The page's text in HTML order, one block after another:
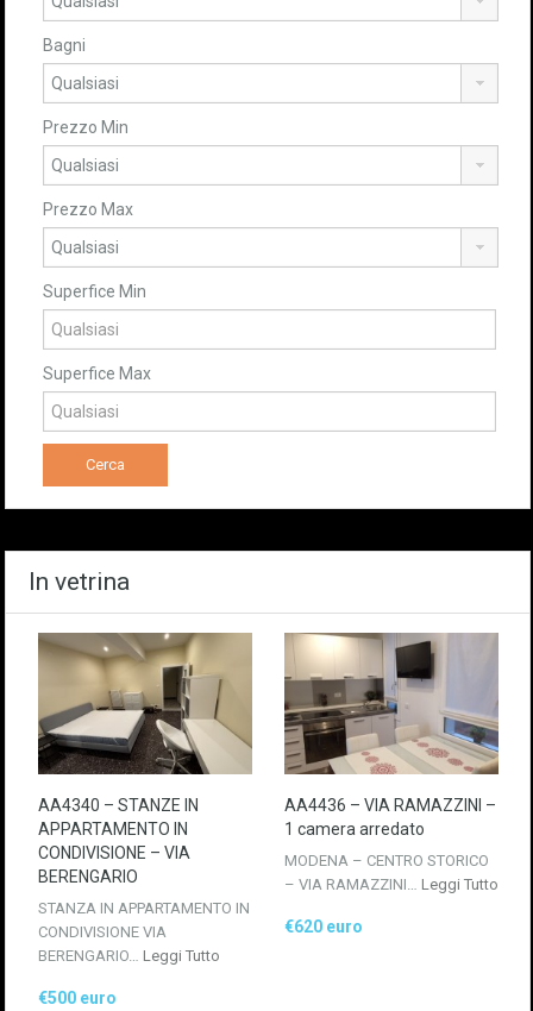
Bagni
Prezzo Min
Prezzo Max
Superfice Min
Superfice Max
In vetrina
AA4340 – STANZE IN
APPARTAMENTO IN
CONDIVISIONE – VIA
BERENGARIO
STANZA IN APPARTAMENTO IN
CONDIVISIONE VIA
BERENGARIO… Leggi Tutto
€500 euro
AA4436 – VIA RAMAZZINI –
1 camera arredato
MODENA – CENTRO STORICO
– VIA RAMAZZINI… Leggi Tutto
€620 euro